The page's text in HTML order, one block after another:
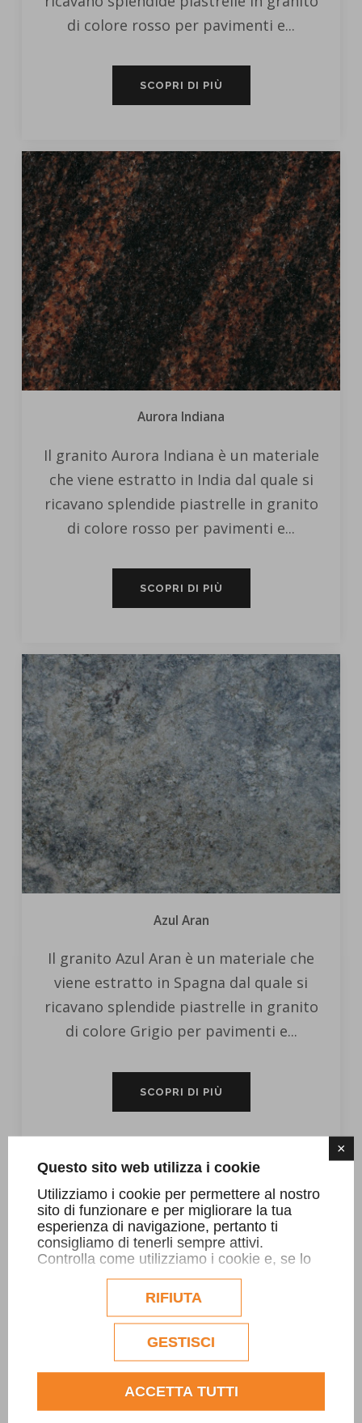
×
Questo sito web utilizza i cookie
Utilizziamo i cookie per permettere al nostro
sito di funzionare e per migliorare la tua
esperienza di navigazione, pertanto ti
consigliamo di tenerli sempre attivi.
Controlla come utilizziamo i cookie e, se lo
desideri, personalizzane la configurazione.
Eventuali cookie di profilazione o
commerciali verranno utilizzati
esclusivamente previa acquisizione del
consenso dell'utente.
Consulta l'informativa cookie completa.
RIFIUTA
GESTISCI
ACCETTA TUTTI
di colore rosso per pavimenti e...
SCOPRI DI PIÙ
Aurora Indiana
Il granito Aurora Indiana è un materiale
che viene estratto in India dal quale si
ricavano splendide piastrelle in granito
di colore rosso per pavimenti e...
SCOPRI DI PIÙ
Azul Aran
Il granito Azul Aran è un materiale che
viene estratto in Spagna dal quale si
ricavano splendide piastrelle in granito
di colore Grigio per pavimenti e...
SCOPRI DI PIÙ